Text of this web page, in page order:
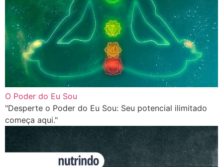
O Poder do Eu Sou
"Desperte o Poder do Eu Sou: Seu potencial ilimitado
começa aqui."